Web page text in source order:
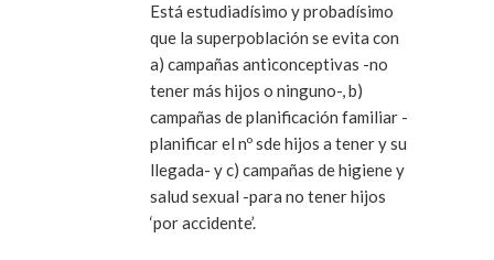
Está estudiadísimo y probadísimo
que la superpoblación se evita con
a) campañas anticonceptivas -no
tener más hijos o ninguno-, b)
campañas de planificación familiar -
planificar el nº sde hijos a tener y su
llegada- y c) campañas de higiene y
salud sexual -para no tener hijos
‘por accidente’.